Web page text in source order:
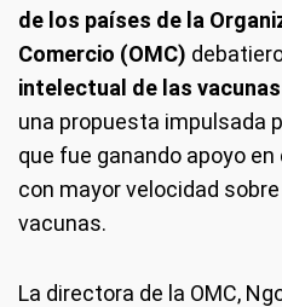
de los países de la
Comercio (OMC)
intelectual de las
una propuesta impulsada
que fue ganando apoyo
con mayor velocidad
vacunas.
La directora de la OMC,